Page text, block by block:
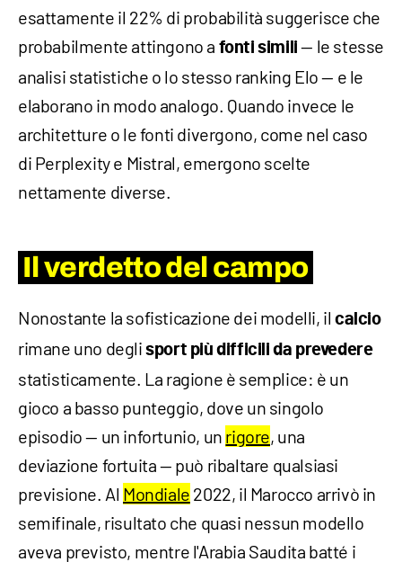
esattamente il 22% di probabilità suggerisce che
probabilmente attingono a fonti simili — le stesse
analisi statistiche o lo stesso ranking Elo — e le
elaborano in modo analogo. Quando invece le
architetture o le fonti divergono, come nel caso
di Perplexity e Mistral, emergono scelte
nettamente diverse.
Il verdetto del campo
Nonostante la sofisticazione dei modelli, il calcio
rimane uno deglisport più difficili da prevedere
statisticamente. La ragione è semplice: è un
gioco a basso punteggio, dove un singolo
episodio — un infortunio, un rigore, una
deviazione fortuita — può ribaltare qualsiasi
previsione. Al Mondiale 2022, il Marocco arrivò in
semifinale, risultato che quasi nessun modello
aveva previsto, mentre l'Arabia Saudita batté i